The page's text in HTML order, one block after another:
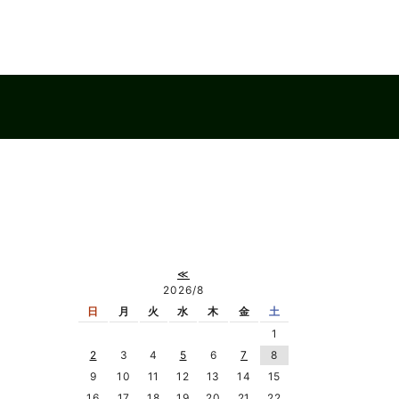
≪
2026/8
日
月 火 水 木 金
土
1
2
3 4 5 6 7
8
9
10 11 12 13 14
15